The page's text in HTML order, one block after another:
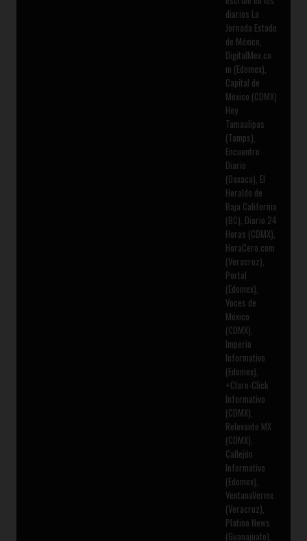
diarios La
Jornada Estado
de México,
DigitalMex.co
m (Edomex),
Capital de
México (CDMX)
Hoy
Tamaulipas
(Tamps),
Encuentro
Diario
(Oaxaca), El
Heraldo de
Baja California
(BC), Diario 24
Horas (CDMX),
HoraCero.com
(Veracruz),
Portal
(Edomex),
Voces de
México
(CDMX),
Imperio
Informativo
(Edomex),
+Claro-Click
Informativo
(CDMX),
Relevante MX
(CDMX),
Callejón
Informativo
(Edomex),
VentanaVermx
(Veracruz),
Platino News
(Guanajuato),